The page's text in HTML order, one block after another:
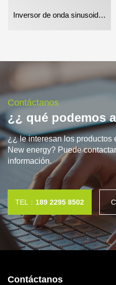
Inversor de onda sinusoidal pura 3000w
Contáctanos
¿¿ qué podemos
¿¿ le interesan los productos
New energy? Puede
información.
TEL： 189 2295 8502
Contáctanos